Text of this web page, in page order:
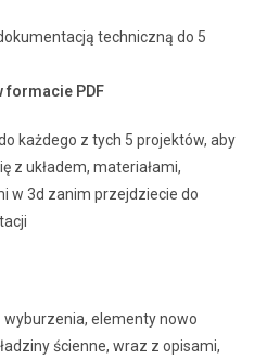
techniczną do 5
PDF
każdego z tych 5 projektów, aby
z układem, materiałami,
w 3d zanim przejdziecie do
elementy nowo
ścienne, wraz z opisami,